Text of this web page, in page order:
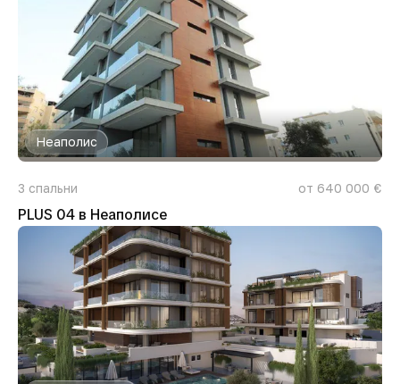
Неаполис
3 спальни от 640 000 €
PLUS 04 в Неаполисе